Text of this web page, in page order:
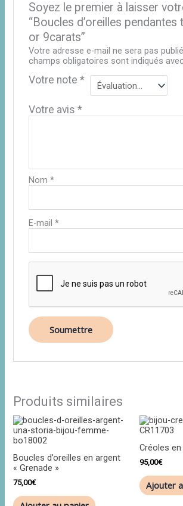
Soyez le premier à laisser
“Boucles d’oreilles
or 9carats”
Votre adresse e-mail ne sera pas
champs obligatoires sont indiqués avec
Votre note *
Votre avis *
Nom *
E-mail *
Produits similaires
Boucles d’oreilles en argent
« Grenade »
75,00€
Créoles
95,00€
Ajouter